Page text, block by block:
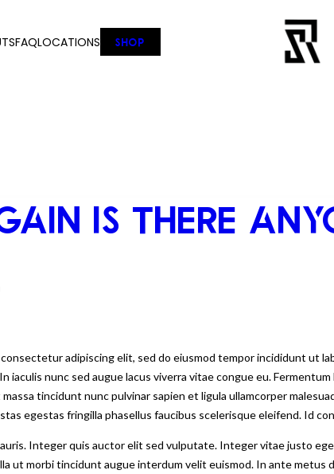
FAQLOCATIONS SHOP
IS THERE
adipiscing elit, sed do eiusmod tempor incididunt ut
iaculis nunc sed augue lacus viverra vitae congue eu.
tincidunt nunc pulvinar sapien et ligula ullamcorper
egestas fringilla phasellus faucibus scelerisque eleifend. Id
Integer quis auctor elit sed vulputate. Integer vitae justo
ut morbi tincidunt augue interdum velit euismod. In ante